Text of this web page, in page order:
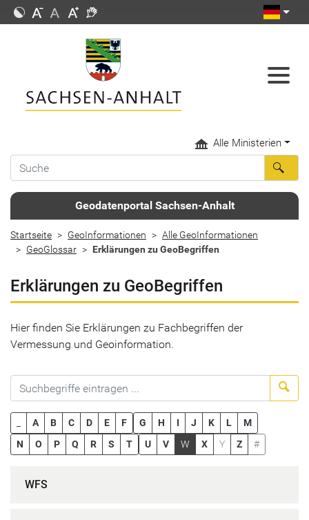
Alle Ministerien
Geodatenportal Sachsen-Anhalt
Startseite GeoInformationen
Alle GeoInformationen
GeoGlossar
Erklärungen zu GeoBegriffen
Erklärungen zu GeoBegriffen
Hier finden Sie Erklärungen zu Fachbegriffen der
Vermessung und Geoinformation.
A B C D E F G H I J K L
M
N
O P Q R S T U V W X Y Z #
WFS